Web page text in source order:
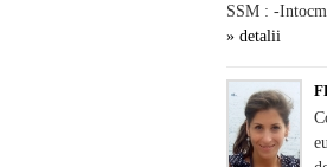
SSM : -
» detalii